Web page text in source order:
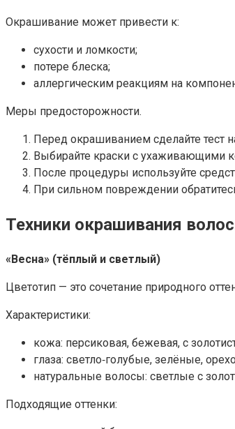
Окрашивание может привести к:
сухости и ломкости;
потере блеска;
аллергическим реакциям на
Меры предосторожности.
Перед окрашиванием сделайте тест
Выбирайте краски с ухаживающими
После процедуры используйте
При сильном повреждении
Техники окрашивания
«Весна» (тёплый и светлый)
Цветотип — это сочетание природного
Характеристики:
кожа: персиковая, бежевая, с
глаза: светло‑голубые, зелёные,
натуральные волосы: светлые с
Подходящие оттенки: